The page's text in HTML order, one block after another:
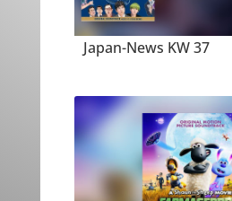
Japan-News KW 37